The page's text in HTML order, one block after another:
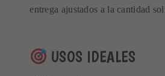
entrega ajustados a la cantidad
USOS IDEALES